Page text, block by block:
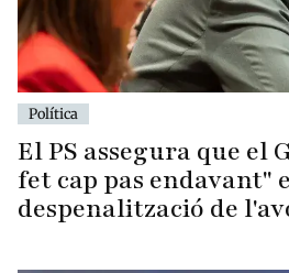
Política
El PS assegura que el
fet cap pas endavant"
despenalització de